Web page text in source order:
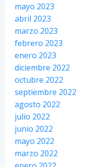
mayo 2023
abril 2023
marzo 2023
febrero 2023
enero 2023
diciembre 2022
octubre 2022
septiembre 2022
agosto 2022
julio 2022
junio 2022
mayo 2022
marzo 2022